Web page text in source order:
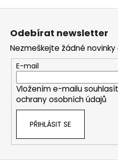
Odebírat newsletter
Nezmeškejte žádné novinky
E-mail
Vložením e-mailu
ochrany osobních údajů
PŘIHLÁSIT SE